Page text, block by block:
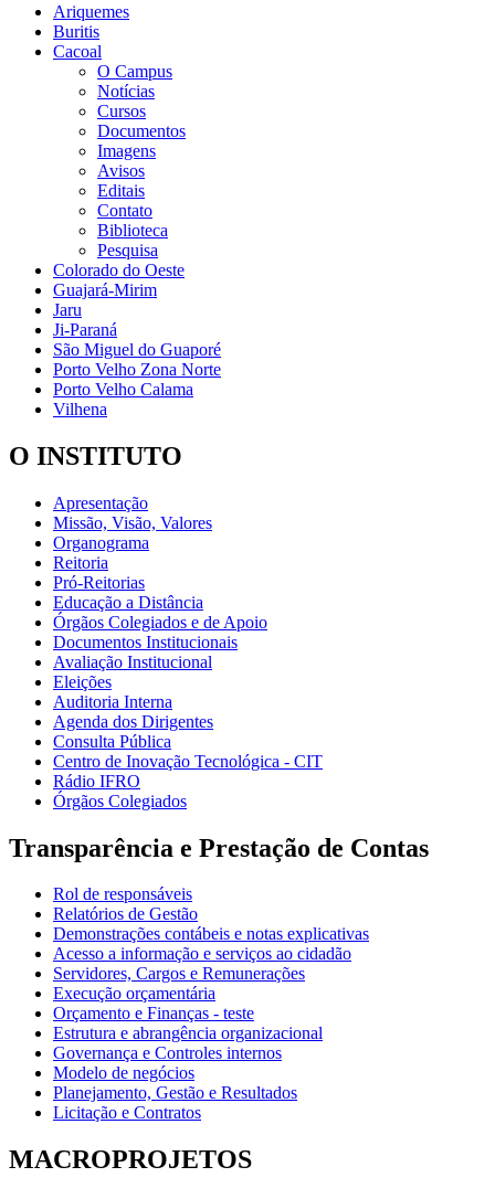
Ariquemes
Buritis
Cacoal
O Campus
Notícias
Cursos
Documentos
Imagens
Avisos
Editais
Contato
Biblioteca
Pesquisa
Colorado do Oeste
Guajará-Mirim
Jaru
Ji-Paraná
São Miguel do Guaporé
Porto Velho Zona Norte
Porto Velho Calama
Vilhena
O INSTITUTO
Apresentação
Missão, Visão, Valores
Organograma
Reitoria
Pró-Reitorias
Educação a Distância
Órgãos Colegiados e de Apoio
Documentos Institucionais
Avaliação Institucional
Eleições
Auditoria Interna
Agenda dos Dirigentes
Consulta Pública
Centro de Inovação Tecnológica - CIT
Rádio IFRO
Órgãos Colegiados
Transparência e Prestação de Contas
Rol de responsáveis
Relatórios de Gestão
Demonstrações contábeis e notas explicativas
Acesso a informação e serviços ao cidadão
Servidores, Cargos e Remunerações
Execução orçamentária
Orçamento e Finanças - teste
Estrutura e abrangência organizacional
Governança e Controles internos
Modelo de negócios
Planejamento, Gestão e Resultados
Licitação e Contratos
MACROPROJETOS